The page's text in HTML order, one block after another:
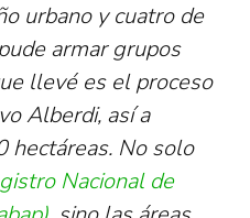
urbano y cuatro de
armar grupos
llevé es el proceso
Alberdi, así a
hectáreas. No solo
Nacional de